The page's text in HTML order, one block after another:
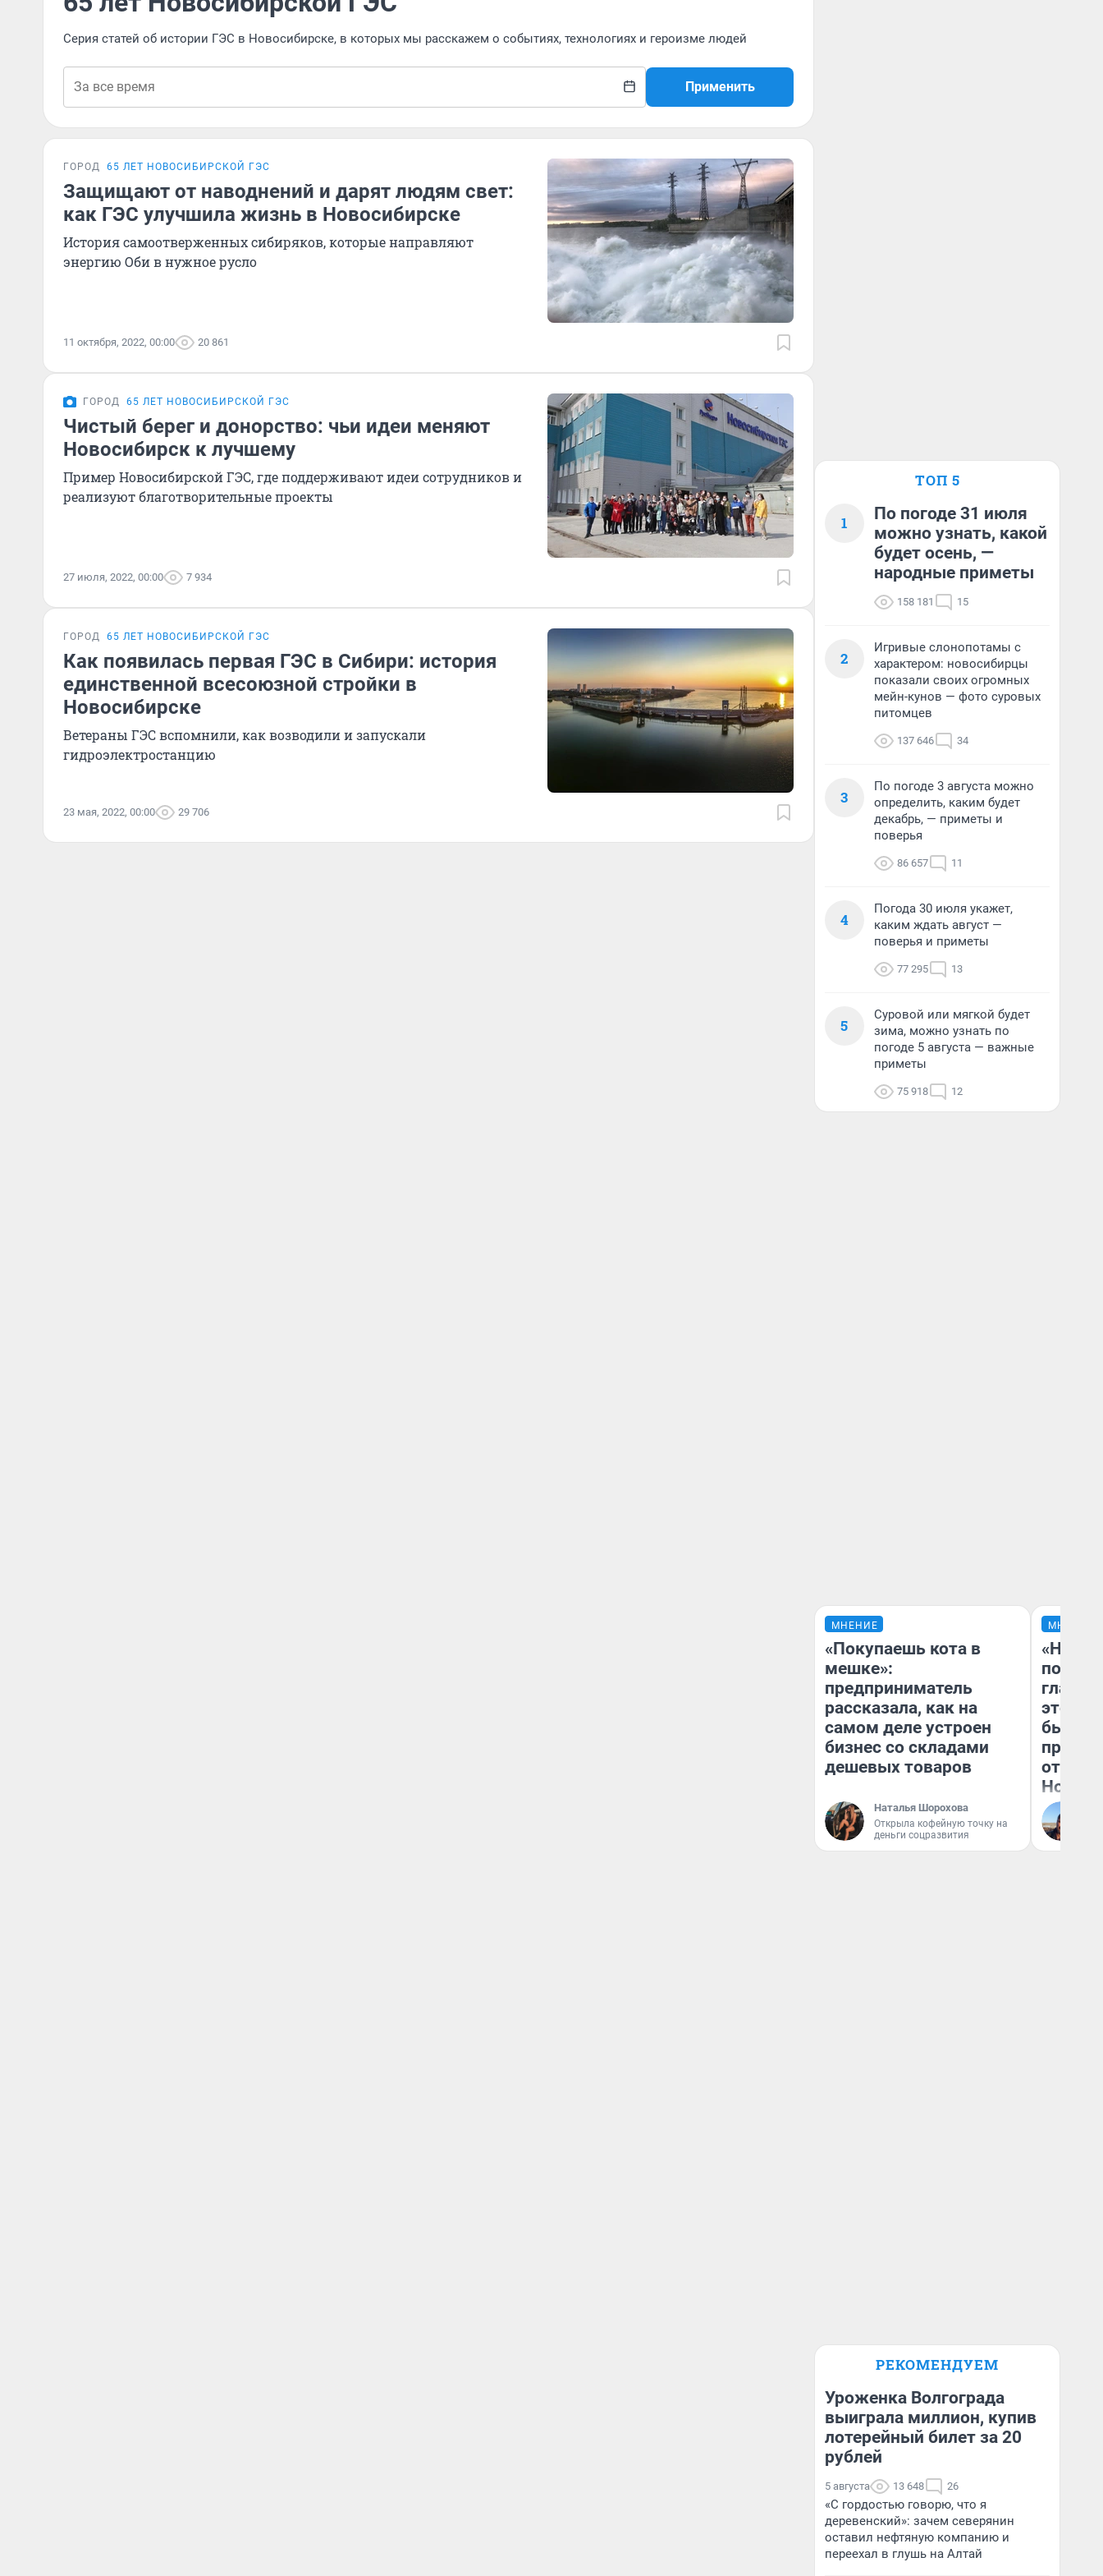
Серия статей об истории ГЭС в Новосибирске, в которых мы расскажем о событиях, технологиях и героизме людей
Применить
ГОРОД 65 ЛЕТ НОВОСИБИРСКОЙ ГЭС
Защищают от наводнений и дарят людям свет:
как ГЭС улучшила жизнь в Новосибирске
История самоотверженных сибиряков, которые направляют
энергию Оби в нужное русло
11 октября, 2022, 00:00 20 861
ГОРОД 65 ЛЕТ НОВОСИБИРСКОЙ ГЭС
Чистый берег и донорство: чьи идеи меняют
Новосибирск к лучшему
Пример Новосибирской ГЭС, где поддерживают идеи сотрудников и
реализуют благотворительные проекты
27 июля, 2022, 00:00 7 934
ГОРОД 65 ЛЕТ НОВОСИБИРСКОЙ ГЭС
Как появилась первая ГЭС в Сибири: история
единственной всесоюзной стройки в
Новосибирске
Ветераны ГЭС вспомнили, как возводили и запускали
гидроэлектростанцию
23 мая, 2022, 00:00 29 706
ТОП 5
1
По погоде 31 июля
можно узнать, какой
будет осень, —
народные приметы
158 181 15
2
Игривые слонопотамы с
характером: новосибирцы
показали своих огромных
мейн-кунов — фото суровых
питомцев
137 646 34
3
По погоде 3 августа можно
определить, каким будет
декабрь, — приметы и
поверья
86 657 11
4
Погода 30 июля укажет,
каким ждать август —
поверья и приметы
77 295 13
5
Суровой или мягкой будет
зима, можно узнать по
погоде 5 августа — важные
приметы
75 918 12
МНЕНИЕ
«Покупаешь кота в
мешке»:
предприниматель
рассказала, как на
самом деле устроен
бизнес со складами
дешевых товаров
Наталья Шорохова
Открыла кофейную точку на
деньги соцразвития
МНЕНИЕ
этого
бьет
отзыв
Нолана
РЕКОМЕНДУЕМ
Уроженка Волгограда
выиграла миллион, купив
лотерейный билет за 20
рублей
5 августа 13 648 26
«С гордостью говорю, что я
деревенский»: зачем северянин
оставил нефтяную компанию и
переехал в глушь на Алтай